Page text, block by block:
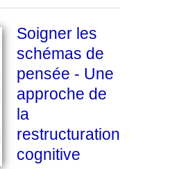
Soigner les
schémas de
pensée - Une
approche de
la
restructuration
cognitive